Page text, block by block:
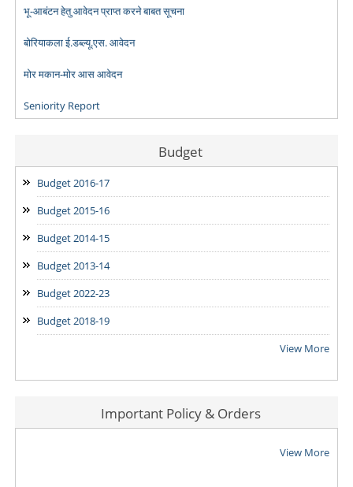
Budget
Budget 2016-17
Budget 2015-16
Budget 2014-15
Budget 2013-14
Budget 2022-23
Budget 2018-19
View More
Important Policy & Orders
View More